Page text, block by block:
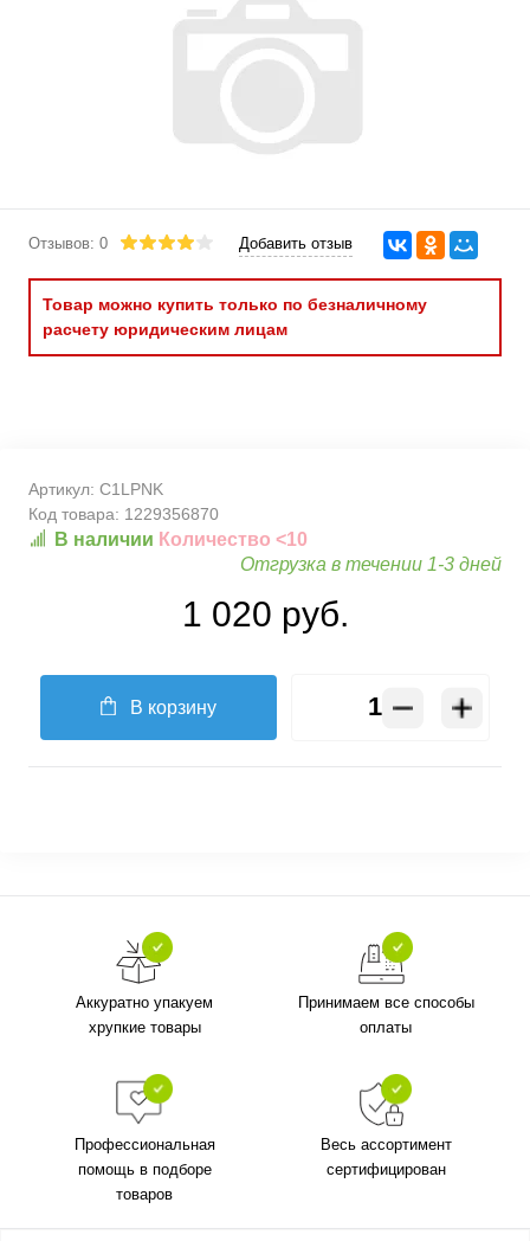
Отзывов: 0 Добавить отзыв
Товар можно купить только по безналичному
расчету юридическим лицам
Артикул: C1LPNK
Код товара: 1229356870
В наличии Количество <10
Отгрузка в течении 1-3 дней
1 020 руб.
В корзину
Аккуратно упакуем
хрупкие товары
Принимаем все способы
оплаты
Профессиональная
помощь в подборе
товаров
Весь ассортимент
сертифицирован